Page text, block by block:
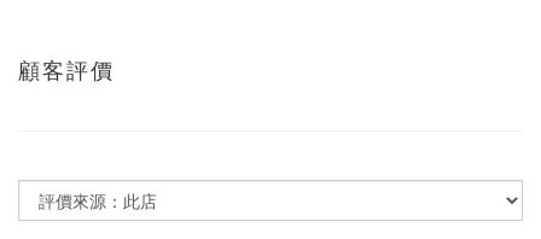
顧客評價